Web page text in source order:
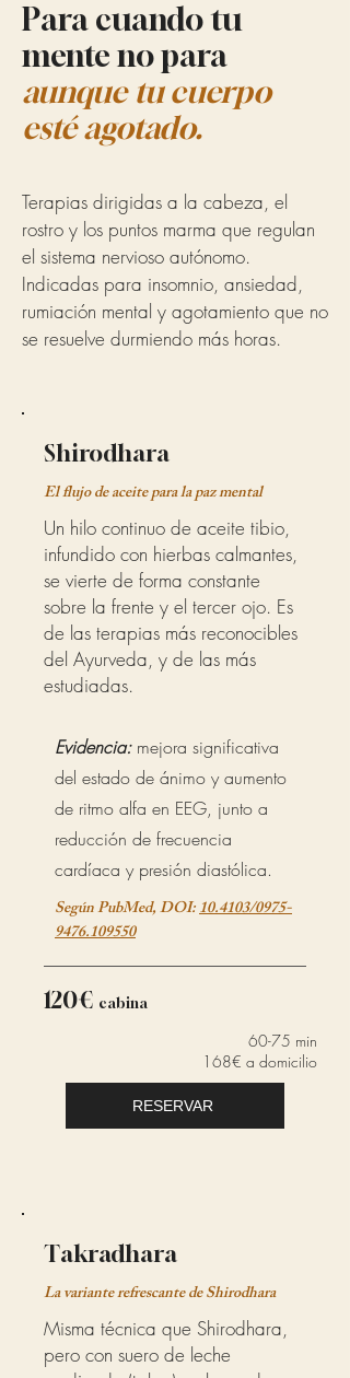
Para cuando tu
mente no para
aunque tu cuerpo
esté agotado.
Terapias dirigidas a la cabeza, el
rostro y los puntos marma que regulan
el sistema nervioso autónomo.
Indicadas para insomnio, ansiedad,
rumiación mental y agotamiento que no
se resuelve durmiendo más horas.
Shirodhara
El flujo de aceite para la paz mental
Un hilo continuo de aceite tibio,
infundido con hierbas calmantes,
se vierte de forma constante
sobre la frente y el tercer ojo. Es
de las terapias más reconocibles
del Ayurveda, y de las más
estudiadas.
Evidencia: mejora significativa
del estado de ánimo y aumento
de ritmo alfa en EEG, junto a
reducción de frecuencia
cardíaca y presión diastólica.
Según PubMed, DOI:10.4103/0975-
9476.109550
120€ cabina
60-75 min
168€ a domicilio
RESERVAR
Takradhara
La variante refrescante de Shirodhara
Misma técnica que Shirodhara,
pero con suero de leche